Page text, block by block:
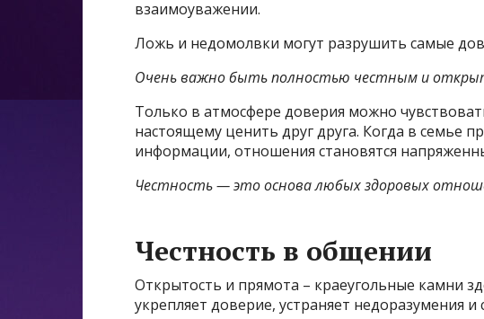
взаимоуважении.
Ложь и недомолвки могут разрушить самые
Очень важно быть полностью честным и
Только в атмосфере доверия можно
настоящему ценить друг друга. Когда в семье
информации, отношения становятся
Честность — это основа любых здоровых
Честность в общении
Открытость и прямота – краеугольные камни
укрепляет доверие, устраняет недоразумения